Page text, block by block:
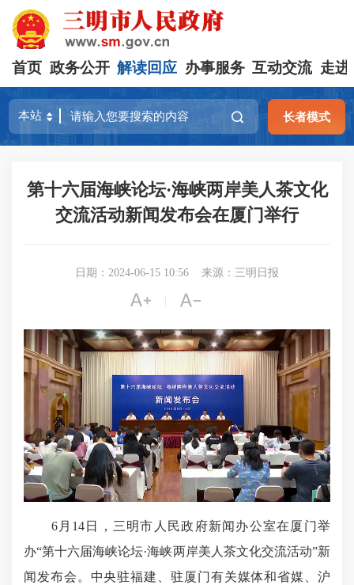
首页 政务公开 解读回应 办事服务 互动交流 走进
长者模式
第十六届海峡论坛·海峡两岸美人茶文化
交流活动新闻发布会在厦门举行
日期：2024-06-15 10:56 来源：三明日报
 
6月14日，三明市人民政府新闻办公室在厦门举
办“第十六届海峡论坛·海峡两岸美人茶文化交流活动”新
闻发布会。中央驻福建、驻厦门有关媒体和省媒、沪